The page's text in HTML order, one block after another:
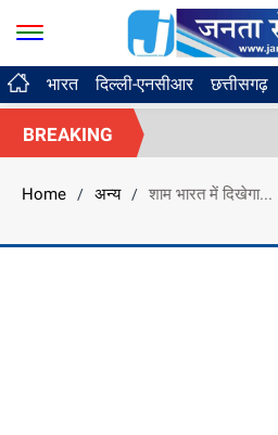
भारत दिल्ली-एनसीआर छत्तीसगढ़
BREAKING
Home / अन्य / शाम भारत में दिखेगा...